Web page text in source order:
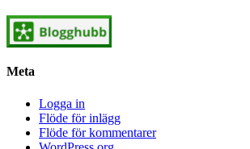
Meta
Logga in
Flöde för inlägg
Flöde för kommentarer